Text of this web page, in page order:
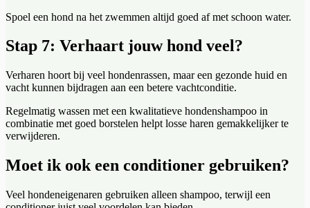
Spoel een hond na het zwemmen altijd goed af met schoon water.
Stap 7: Verhaart jouw hond veel?
Verharen hoort bij veel hondenrassen, maar een gezonde huid en
vacht kunnen bijdragen aan een betere vachtconditie.
Regelmatig wassen met een kwalitatieve hondenshampoo in
combinatie met goed borstelen helpt losse haren gemakkelijker te
verwijderen.
Moet ik ook een conditioner gebruiken?
Veel hondeneigenaren gebruiken alleen shampoo, terwijl een